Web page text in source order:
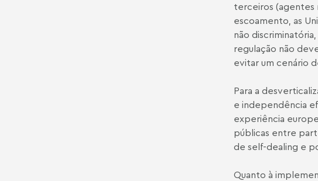
terceiros (agentes
escoamento, as
não
regulação não
evitar um cenário
Para a
e independência
experiência
públicas entre
de self-dealing e
Quanto à